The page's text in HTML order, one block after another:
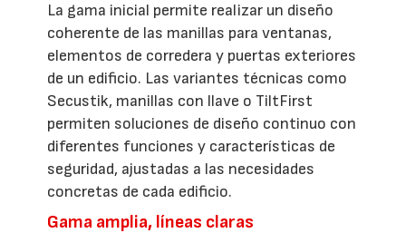
La gama inicial permite realizar un diseño
coherente de las manillas para ventanas,
elementos de corredera y puertas exteriores
de un edificio. Las variantes técnicas como
Secustik, manillas con llave o TiltFirst
permiten soluciones de diseño continuo con
diferentes funciones y características de
seguridad, ajustadas a las necesidades
concretas de cada edificio.
Gama amplia, líneas claras